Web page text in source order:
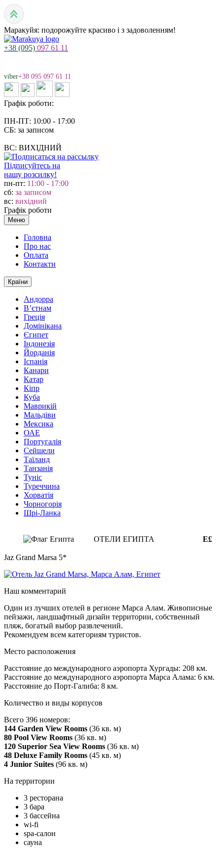
Маракуйя: подорожуйте красиво і з задоволенням!
+38 (095) 097 61 11
viber+38 095 097 61 11
Графік роботи:
ПН-ПТ: 10:00 - 17:00
СБ: за записом
ВС: ВИХІДНИЙ
Підписуйтесь на
нашу розсилку!
пн-пт: 11:00 - 17:00
сб: за записом
вс: вихідний
Графік роботи
Меню
Головна
Про нас
Оплата
Контакти
Країни
Андорра
В’єтнам
Греція
Домінікана
Єгипет
Індонезія
Йорданія
Іспанія
Канари
Катар
Кіпр
Куба
Маврикій
Мальдіви
Мексика
ОАЕ
Португалія
Сейшели
Таїланд
Танзанія
Туніс
Туреччина
Хорватія
Чорногорія
Шрі-Ланка
ОТЕЛИ ЕГИПТА E£
Jaz Grand Marsa 5*
Наш комментарий
Один из лучших отелей в регионе Марса Алам. Живописные
пейзажи, ландшафтный дизайн территории, собственный
пляж, богатый выбор развлечений.
Рекомендуем всем категориям туристов.
Место расположения
Расстояние до международного аэропорта Хургады: 208 км.
Расстояние до международного аэропорта Марса Алама: 6 км.
Расстояние до Порт-Галиба: 8 км.
Количество и виды корпусов
Всего 396 номеров:
144 Garden View Rooms (36 кв. м)
80 Pool View Rooms (36 кв. м)
120 Superior Sea View Rooms (36 кв. м)
48 Deluxe Family Rooms (45 кв. м)
4 Junior Suites (96 кв. м)
На территории
3 ресторана
3 бара
3 бассейна
wi-fi
spa-салон
сауна